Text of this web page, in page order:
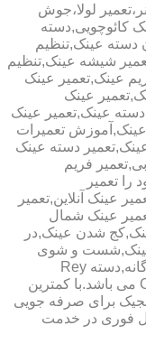
لولا،جوش
کائوچویی,دسته
عینک,تنظیم
شیشه عینک,تنظیم
عینک,تعمیر عینک
عینک
عینک,تعمیر عینک
عینک,آموزش تعمیرات
دسته عینک
فریم
تعمیر
عینک آنلاین,تعمیر
عینک شمال
شدن عینک,در
عینک,شست و شوی
عینک,شکستن عینک فلزی,تعمیر عینک بچه گانه,دسته Rey
Ban,دسته AO,دسته Police,دسته Chopard می باشد.با کمترین
برای صرفه جویی
فوری در خدمت